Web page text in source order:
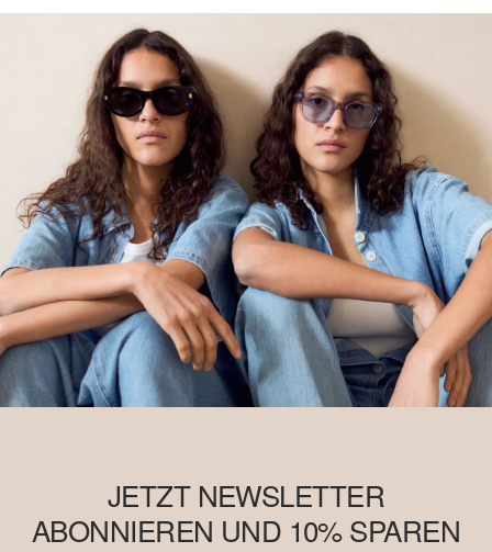
JETZT NEWSLETTER
ABONNIEREN UND 10% SPAREN